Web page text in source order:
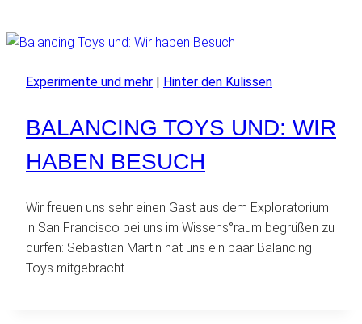
Experimente und mehr Hinter den Kulissen
BALANCING TOYS UND: WIR
HABEN BESUCH
Wir freuen uns sehr einen Gast aus dem Exploratorium
in San Francisco bei uns im Wissens°raum begrüßen zu
dürfen: Sebastian Martin hat uns ein paar Balancing
Toys mitgebracht.